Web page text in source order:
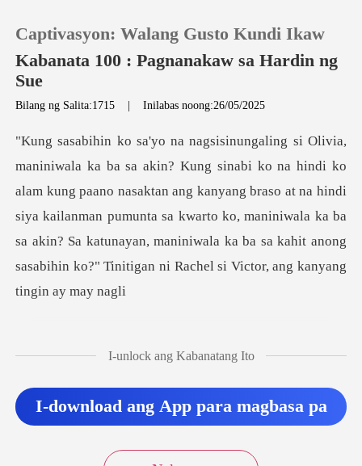
MAG-TOP UP
Kasaysayan ng Pagbasa
Mag-log out
Captivasyon: Walang Gusto Kundi Ikaw
Kabanata 100 : Pagnanakaw sa Hardin ng
Sue
Bilang ng Salita:1715 |Inilabas noong:26/05/2025
ng paano nasaktan ang kanyang braso at na hindi
siya kailanman pumunta sa kwarto ko, maniniwala ka ba
sa akin? Sa ka
I-unlock ang Kabanatang Ito
I-download ang App para magbasa pa